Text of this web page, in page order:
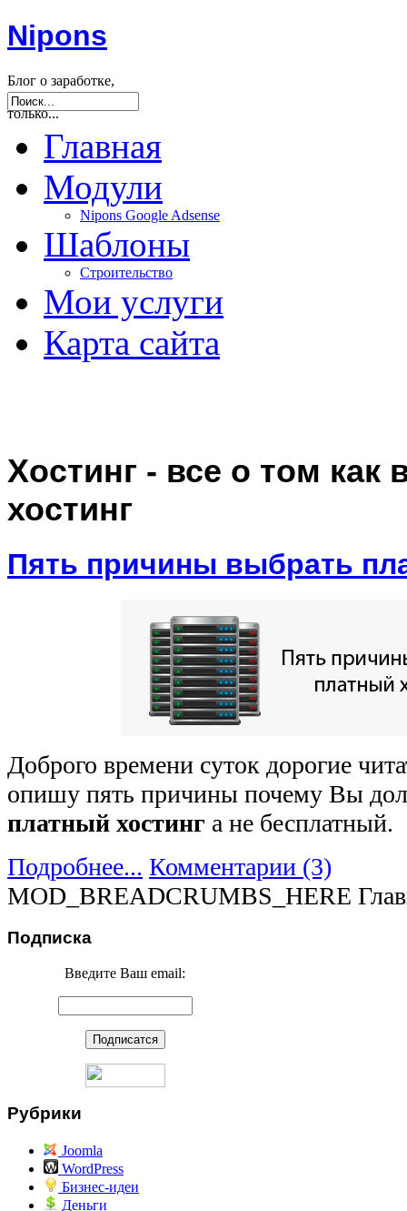
Nipons
Блог о заработке,
seo, joomla и не
только...
Главная
Модули
Nipons Google Adsense
Шаблоны
Строительство
Мои услуги
Карта сайта
Хостинг - все о том как
хостинг
Пять причины выбрать
Доброго времени суток дорогие
опишу пять причины почему Вы
платный хостинг а не бесплатный.
Подробнее... Комментарии (3)
MOD_BREADCRUMBS_HERE
Подписка
Введите Ваш email:
Рубрики
Joomla
WordPress
Бизнес-идеи
Деньги